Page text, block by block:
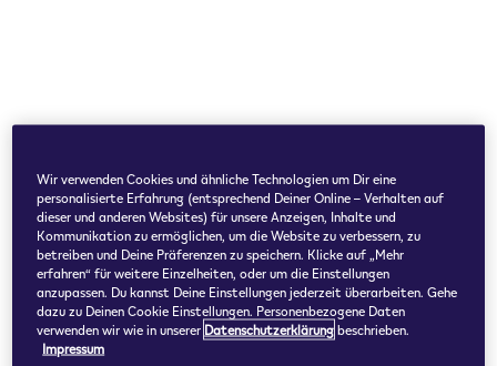
Wir verwenden Cookies und ähnliche Technologien um Dir eine
personalisierte Erfahrung (entsprechend Deiner Online – Verhalten auf
dieser und anderen Websites) für unsere Anzeigen, Inhalte und
Kommunikation zu ermöglichen, um die Website zu verbessern, zu
betreiben und Deine Präferenzen zu speichern. Klicke auf „Mehr
erfahren“ für weitere Einzelheiten, oder um die Einstellungen
anzupassen. Du kannst Deine Einstellungen jederzeit überarbeiten. Gehe
dazu zu Deinen Cookie Einstellungen. Personenbezogene Daten
verwenden wir wie in unserer Datenschutzerklärungbeschrieben.
Impressum